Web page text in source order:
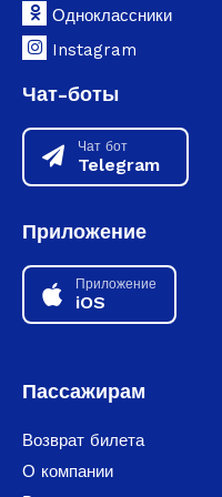
Одноклассники
Instagram
Чат-боты
Чат бот
Telegram
Приложение
Приложение
iOS
Пассажирам
Возврат билета
О компании